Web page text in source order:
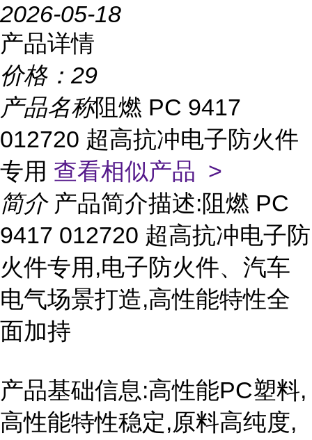
2026-05-18
产品详情
价格： 29
产品名称阻燃 PC 9417
012720 超高抗冲电子防火件
专用 查看相似产品 >
简介 产品简介描述:阻燃 PC
9417 012720 超高抗冲电子防
火件专用,电子防火件、汽车
电气场景打造,高性能特性全
面加持
产品基础信息:高性能PC塑料,
高性能特性稳定,原料高纯度,